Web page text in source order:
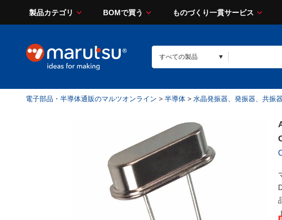
製品カテゴリ BOMで買う ものづくり一貫サービス
電子部品・半導体通販のマルツオンライン > 半導体 > 水晶発振器、発振器、共振